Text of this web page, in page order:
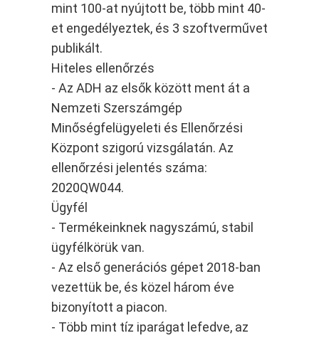
mint 100-at nyújtott be, több mint 40-
et engedélyeztek, és 3 szoftverművet
publikált.
Hiteles ellenőrzés
- Az ADH az elsők között ment át a
Nemzeti Szerszámgép
Minőségfelügyeleti és Ellenőrzési
Központ szigorú vizsgálatán. Az
ellenőrzési jelentés száma:
2020QW044.
Ügyfél
- Termékeinknek nagyszámú, stabil
ügyfélkörük van.
- Az első generációs gépet 2018-ban
vezettük be, és közel három éve
bizonyított a piacon.
- Több mint tíz iparágat lefedve, az